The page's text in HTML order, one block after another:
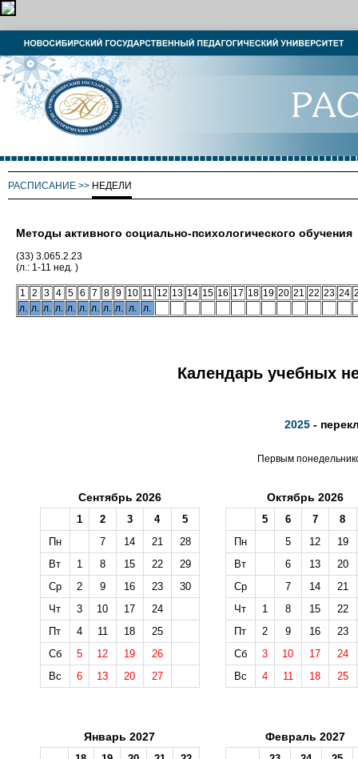
РАСПИСАНИЕ >> НЕДЕЛИ
Методы активного социально-психологического обучения
(33) 3.065.2.23
(л.: 1-11 нед. )
1 2 3 4 5 6 7 8 9 10 11 12 13 14 15 16 17 18 19 20 21 22 23 24
л. л. л. л. л. л. л. л. л. л. л.
Календарь учебных
2025 -
Первым
Сентябрь 2026
1 2 3 4
5
Пн
7 14 21
28
Вт
1 8 15 22
29
Ср
2 9 16 23
30
Чт
3 10 17
24
Пт
4 11 18
25
Сб
5 12 19
26
Вс
6 13 20 27
Октябрь 2026
5 6 7
8
Пн
5 12
19
Вт
6 13
20
Ср
7 14
21
Чт
1 8 15
22
Пт
2 9 16
23
Сб
3 10 17
24
Вс
4 11 18 25
Январь 2027 Февраль 2027